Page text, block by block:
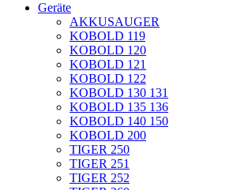
Geräte
AKKUSAUGER
KOBOLD 119
KOBOLD 120
KOBOLD 121
KOBOLD 122
KOBOLD 130 131
KOBOLD 135 136
KOBOLD 140 150
KOBOLD 200
TIGER 250
TIGER 251
TIGER 252